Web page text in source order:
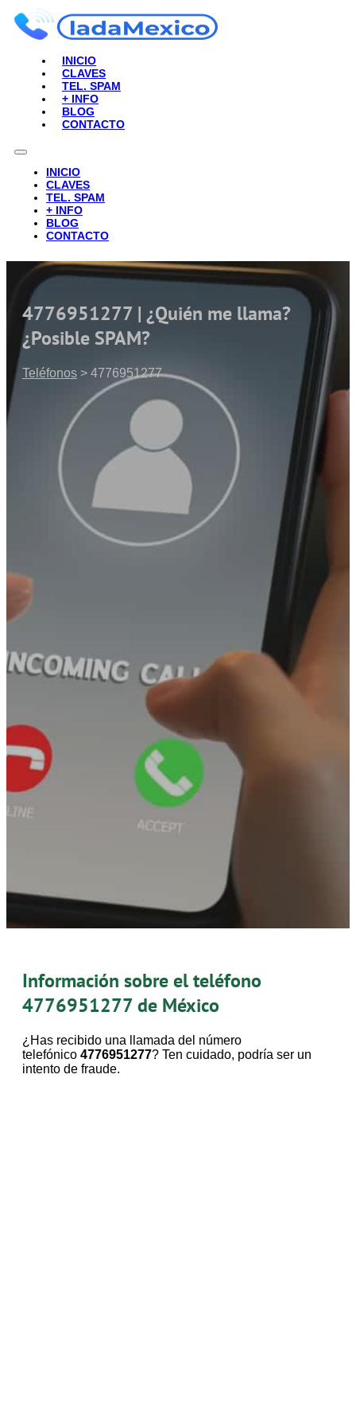
INICIO
CLAVES
TEL. SPAM
+ INFO
BLOG
CONTACTO
INICIO
CLAVES
TEL. SPAM
+ INFO
BLOG
CONTACTO
4776951277 | ¿Quién me llama?
¿Posible SPAM?
Teléfonos > 4776951277
Información sobre el teléfono
4776951277de México
¿Has recibido una llamada del número
telefónico 4776951277? Ten cuidado, podría ser un
intento de fraude.